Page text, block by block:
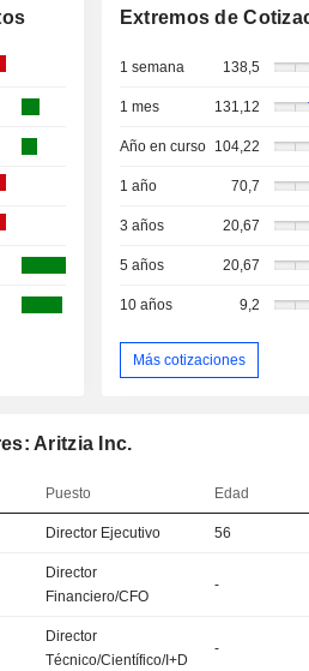
Extremos de
1 semana 138,5
1 mes 131,12
Año en curso 104,22
1 año 70,7
3 años 20,67
5 años 20,67
10 años 9,2
Más cotizaciones
Aritzia Inc.
Puesto Edad
Director Ejecutivo 56
Director
Financiero/CFO
-
Director
Técnico/Científico/I+D
-